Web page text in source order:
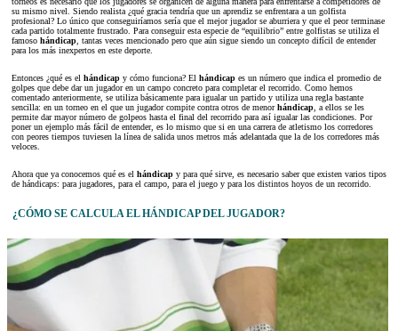
su mismo nivel. Siendo realista ¿qué gracia tendría que un aprendiz se enfrentara a un golfista
profesional? Lo único que conseguiríamos sería que el mejor jugador se aburriera y que el peor terminase
cada partido totalmente frustrado. Para conseguir esta especie de “equilibrio” entre golfistas se utiliza el
famoso hándicap , tantas veces mencionado pero que aún sigue siendo un concepto difícil de entender
para los más inexpertos en este deporte.
Entonces ¿qué es el hándicap y cómo funciona? El hándicap es un número que indica el promedio de
golpes que debe dar un jugador en un campo concreto para completar el recorrido. Como hemos
comentado anteriormente, se utiliza básicamente para igualar un partido y utiliza una regla bastante
sencilla: en un torneo en el que un jugador compite contra otros de menorhándicap , a ellos se les
permite dar mayor número de golpeos hasta el final del recorrido para así igualar las condiciones. Por
poner un ejemplo más fácil de entender, es lo mismo que si en una carrera de atletismo los corredores
con peores tiempos tuviesen la línea de salida unos metros más adelantada que la de los corredores más
veloces.
Ahora que ya conocemos qué es el hándicap y para qué sirve, es necesario saber que existen varios tipos
de hándicaps: para jugadores, para el campo, para el juego y para los distintos hoyos de un recorrido.
¿CÓMO SE CALCULA EL HÁNDICAP DEL JUGADOR?